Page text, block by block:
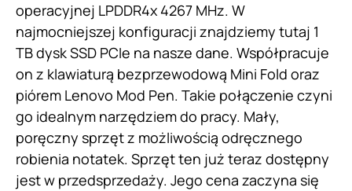
operacyjnej LPDDR4x 4267 MHz. W
najmocniejszej konfiguracji znajdziemy tutaj 1
TB dysk SSD PCIe na nasze dane. Współpracuje
on z klawiaturą bezprzewodową Mini Fold oraz
piórem Lenovo Mod Pen. Takie połączenie czyni
go idealnym narzędziem do pracy. Mały,
poręczny sprzęt z możliwością odręcznego
robienia notatek. Sprzęt ten już teraz dostępny
jest w przedsprzedaży. Jego cena zaczyna się